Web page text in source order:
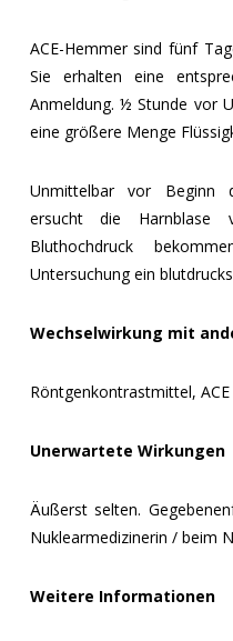
ACE-Hemmer sind fünf
Sie erhalten eine
Anmeldung. ½ Stunde vor
eine größere Menge
Unmittelbar vor Beginn
ersucht die Harnblase
Bluthochdruck
Untersuchung ein
Wechselwirkung mit
Röntgenkontrastmittel,
Unerwartete Wirkungen
Äußerst selten.
Nuklearmedizinerin / beim
Weitere Informationen